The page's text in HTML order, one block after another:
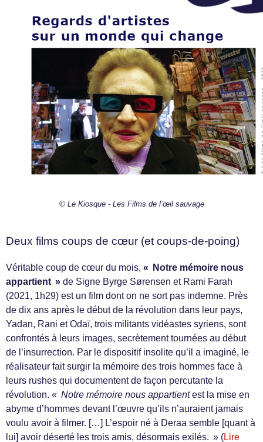
© Le Kiosque - Les Films de l’œil sauvage
Deux films coups de cœur (et coups-de-poing)
Véritable coup de cœur du mois, « Notre mémoire nous
appartient » de Signe Byrge Sørensen et Rami Farah
(2021, 1h29) est un film dont on ne sort pas indemne. Près
de dix ans après le début de la révolution dans leur pays,
Yadan, Rani et Odaï, trois militants vidéastes syriens, sont
confrontés à leurs images, secrètement tournées au début
de l’insurrection. Par le dispositif insolite qu’il a imaginé, le
réalisateur fait surgir la mémoire des trois hommes face à
leurs rushes qui documentent de façon percutante la
révolution. « Notre mémoire nous appartientest la mise en
abyme d’hommes devant l’œuvre qu’ils n’auraient jamais
voulu avoir à filmer. […] L’espoir né à Deraa semble [quant à
lui] avoir déserté les trois amis, désormais exilés. » (Lire